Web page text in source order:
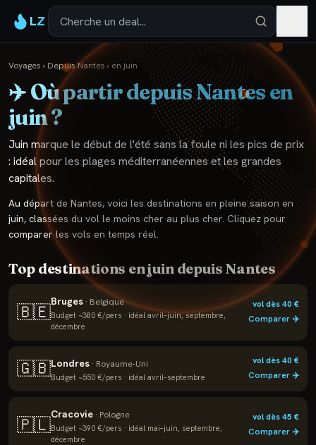
LZ
Voyages › DepuisNantes › en juin
✈️ Où partir depuisNantesen
juin?
Juin marque le début de l'été sans la foule ni les pics de prix
: idéal pour les plages méditerranéennes et les grandes
capitales.
Au départ de Nantes, voici les destinations en pleine saison en
juin, classées du vol le moins cher au plus cher. Cliquez pour
comparer les vols en temps réel.
Top destinations enjuindepuis Nantes
🇧🇪Bruges · Belgique
Budget ~380 €/pers · idéal avril–juin, septembre,
décembre
vol dès40€
Comparer ✈️
🇬🇧Londres · Royaume-Uni
Budget ~550 €/pers · idéal avril–septembre
vol dès40€
Comparer ✈️
🇵🇱Cracovie · Pologne
Budget ~390 €/pers · idéal mai–juin, septembre,
décembre
vol dès45 €
Comparer ✈️